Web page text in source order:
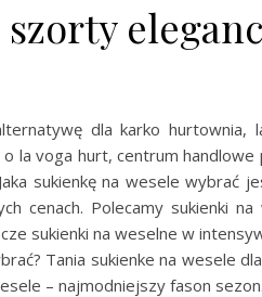
dla karko hurtownia,
o la voga hurt, centrum
sukienkę na wesele wybrać
cenach. Polecamy sukienki
sukienki na weselne w
Tania sukienke na wesele
– najmodniejszy fason sezon.